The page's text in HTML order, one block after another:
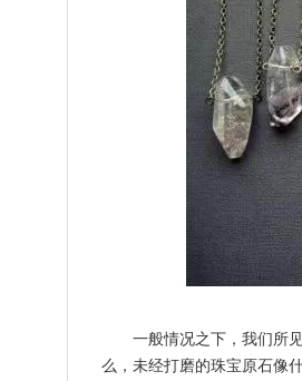
一般情况之下，我们所
么，未经打磨的珠宝原石像